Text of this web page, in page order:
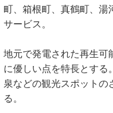
町、箱根町、真鶴町、湯
サービス。
地元で発電された再生可
に優しい点を特長とする
泉などの観光スポットの
る。